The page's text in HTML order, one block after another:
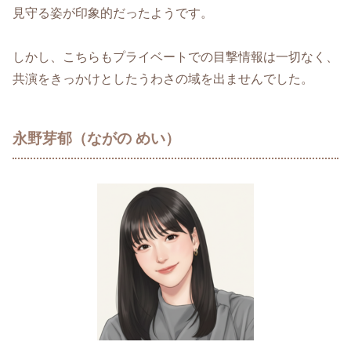
見守る姿が印象的だったようです。
しかし、こちらもプライベートでの目撃情報は一切なく、
共演をきっかけとしたうわさの域を出ませんでした。
永野芽郁（ながの めい）